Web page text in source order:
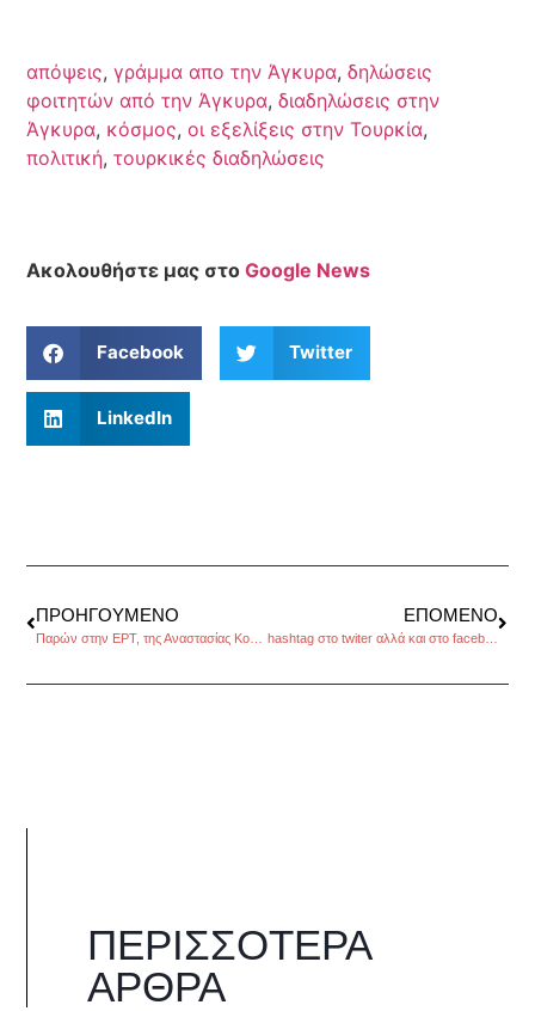
απόψεις,γράμμα απο την Άγκυρα,δηλώσεις
φοιτητών από την Άγκυρα,διαδηλώσεις στην
Άγκυρα, κόσμος,οι εξελίξεις στην Τουρκία,
πολιτική,τουρκικές διαδηλώσεις
Ακολουθήστε μας στοGoogle News
Facebook Twitter
LinkedIn
ΠΡΟΗΓΟΎΜΕΝΟ ΕΠΌΜΕΝΟ
hashtag στο twiter αλλά και στο facebook: μια δυναμική ετικέτα
ΠΕΡΙΣΣΌΤΕΡΑ
ΆΡΘΡΑ